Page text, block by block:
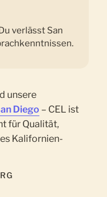
verlässt San
unsere
Diego – CEL ist
für Qualität,
Kalifornien-